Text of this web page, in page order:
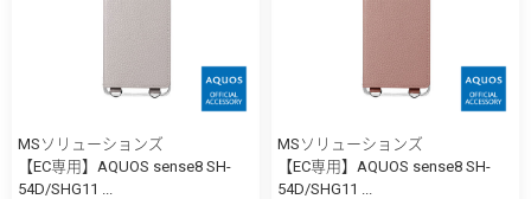
MSソリューションズ
【EC専用】AQUOS sense8 SH-
54D/SHG11 ...
MSソリューションズ
【EC専用】AQUOS sense8 SH-
54D/SHG11 ...